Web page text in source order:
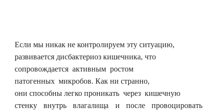
Если мы никак не контролируем эту ситуацию,
развивается дисбактериоз кишечника, что
сопровождается активным ростом
патогенных микробов. Как ни странно,
они способны легко проникать через кишечную
стенку внутрь влагалища и после провоцировать